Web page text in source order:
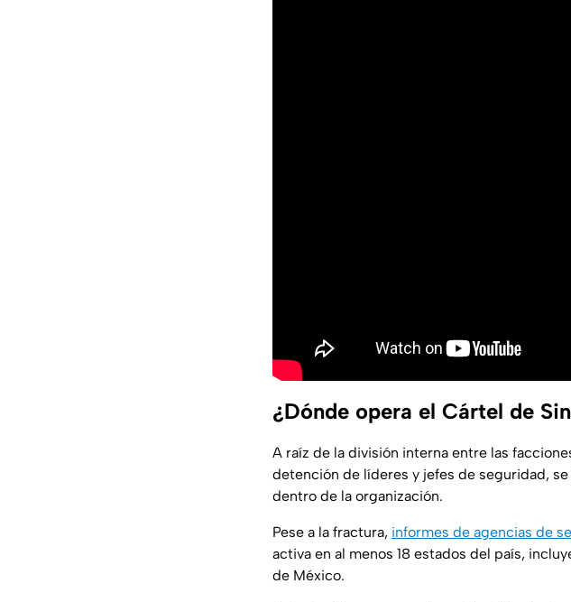
¿Dónde opera el Cártel de
A raíz de la división interna entre las
detención de líderes y jefes de seguridad,
dentro de la organización.
Pese a la fractura, informes de agencias de
activa en al menos 18 estados del país,
de México.